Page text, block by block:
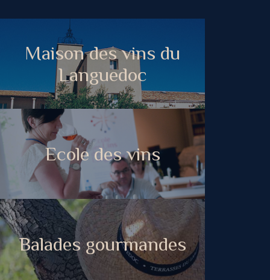
Maison des vins du
Languedoc
Ecole des vins
Balades gourmandes